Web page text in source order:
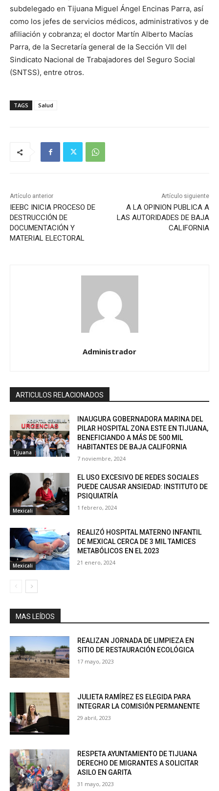
subdelegado en Tijuana Miguel Ángel Encinas Parra, así
como los jefes de servicios médicos, administrativos y de
afiliación y cobranza; el doctor Martín Alberto Macías
Parra, de la Secretaría general de la Sección VII del
Sindicato Nacional de Trabajadores del Seguro Social
(SNTSS), entre otros.
TAGS Salud
Artículo anterior
IEEBC INICIA PROCESO DE
DESTRUCCIÓN DE
DOCUMENTACIÓN Y
MATERIAL ELECTORAL
Artículo siguiente
A LA OPINION PUBLICA A
LAS AUTORIDADES DE BAJA
CALIFORNIA
Administrador
ARTICULOS RELACIONADOS
Tijuana
INAUGURA GOBERNADORA MARINA DEL
PILAR HOSPITAL ZONA ESTE EN TIJUANA,
BENEFICIANDO A MÁS DE 500 MIL
HABITANTES DE BAJA CALIFORNIA
7 noviembre, 2024
Mexicali
EL USO EXCESIVO DE REDES SOCIALES
PUEDE CAUSAR ANSIEDAD: INSTITUTO DE
PSIQUIATRÍA
1 febrero, 2024
Mexicali
REALIZÓ HOSPITAL MATERNO INFANTIL
DE MEXICAL CERCA DE 3 MIL TAMICES
METABÓLICOS EN EL 2023
21 enero, 2024
MAS LEÍDOS
REALIZAN JORNADA DE LIMPIEZA EN
SITIO DE RESTAURACIÓN ECOLÓGICA
17 mayo, 2023
JULIETA RAMÍREZ ES ELEGIDA PARA
INTEGRAR LA COMISIÓN PERMANENTE
29 abril, 2023
RESPETA AYUNTAMIENTO DE TIJUANA
DERECHO DE MIGRANTES A SOLICITAR
ASILO EN GARITA
31 mayo, 2023